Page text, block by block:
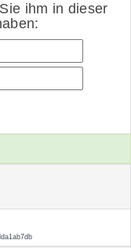
ihm in dieser